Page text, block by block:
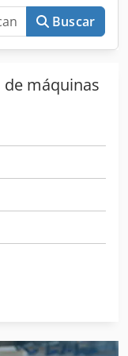
Buscar
máquinas